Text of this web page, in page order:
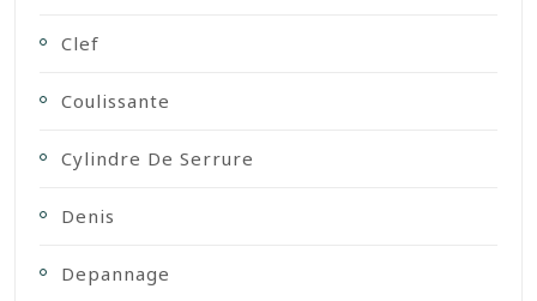
Clef
Coulissante
Cylindre De Serrure
Denis
Depannage